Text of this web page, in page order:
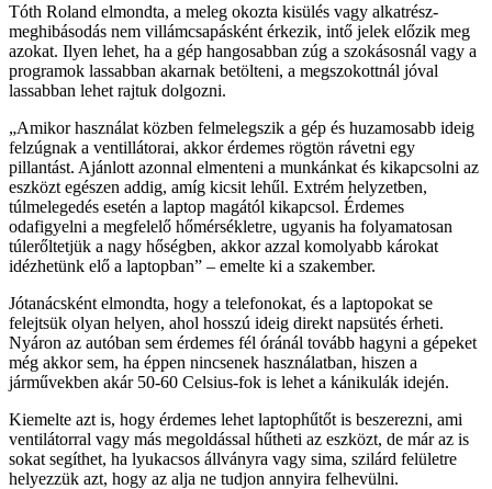
Tóth Roland elmondta, a meleg okozta kisülés vagy alkatrész-
meghibásodás nem villámcsapásként érkezik, intő jelek előzik meg
azokat. Ilyen lehet, ha a gép hangosabban zúg a szokásosnál vagy a
programok lassabban akarnak betölteni, a megszokottnál jóval
lassabban lehet rajtuk dolgozni.
Amikor használat közben felmelegszik a gép és huzamosabb ideig
felzúgnak a ventillátorai, akkor érdemes rögtön rávetni egy
pillantást. Ajánlott azonnal elmenteni a munkánkat és kikapcsolni az
eszközt egészen addig, amíg kicsit lehűl. Extrém helyzetben,
túlmelegedés esetén a laptop magától kikapcsol. Érdemes
odafigyelni a megfelelő hőmérsékletre, ugyanis ha folyamatosan
túlerőltetjük a nagy hőségben, akkor azzal komolyabb károkat
idézhetünk elő a laptopban
– emelte ki a szakember.
Jótanácsként elmondta, hogy a telefonokat, és a laptopokat se
felejtsük olyan helyen, ahol hosszú ideig direkt napsütés érheti.
Nyáron az autóban sem érdemes fél óránál tovább hagyni a gépeket
még akkor sem, ha éppen nincsenek használatban, hiszen a
járművekben akár 50-60 Celsius-fok is lehet a kánikulák idején.
Kiemelte azt is, hogy érdemes lehet laptophűtőt is beszerezni, ami
ventilátorral vagy más megoldással hűtheti az eszközt, de már az is
sokat segíthet, ha lyukacsos állványra vagy sima, szilárd felületre
helyezzük azt, hogy az alja ne tudjon annyira felhevülni.